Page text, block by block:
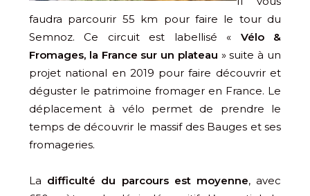
faudra parcourir 55 km pour faire le tour du
Semnoz. Ce circuit est labellisé « Vélo &
Fromages, la France sur un plateau » suite à un
projet national en 2019 pour faire découvrir et
déguster le patrimoine fromager en France. Le
déplacement à vélo permet de prendre le
temps de découvrir le massif des Bauges et ses
fromageries.
La difficulté du parcours est moyenne, avec